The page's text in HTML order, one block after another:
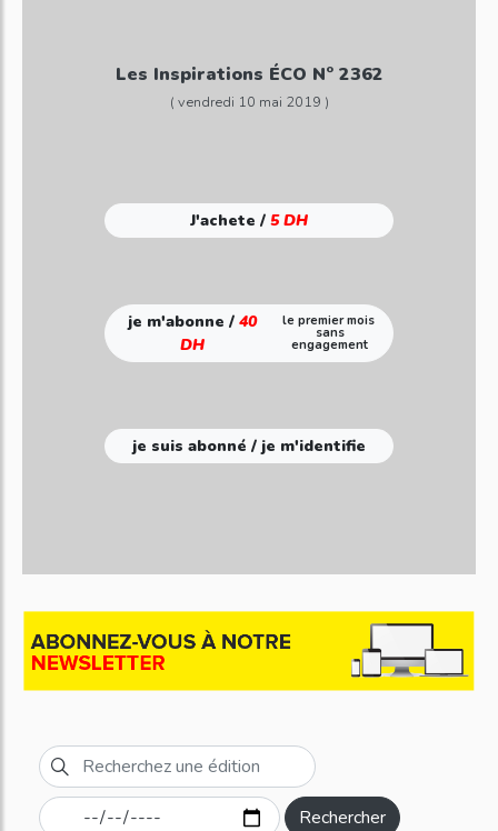
Les Inspirations ÉCO N° 2362
( vendredi 10 mai 2019 )
J'achete / 5 DH
je m'abonne /40
DH
le premier mois
sans
engagement
je suis abonné / je m'identifie
Rechercher